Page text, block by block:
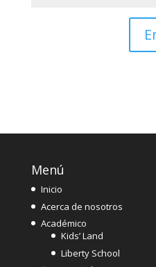
Menú
Inicio
Acerca de nosotros
Académico
Kids’ Land
Liberty School